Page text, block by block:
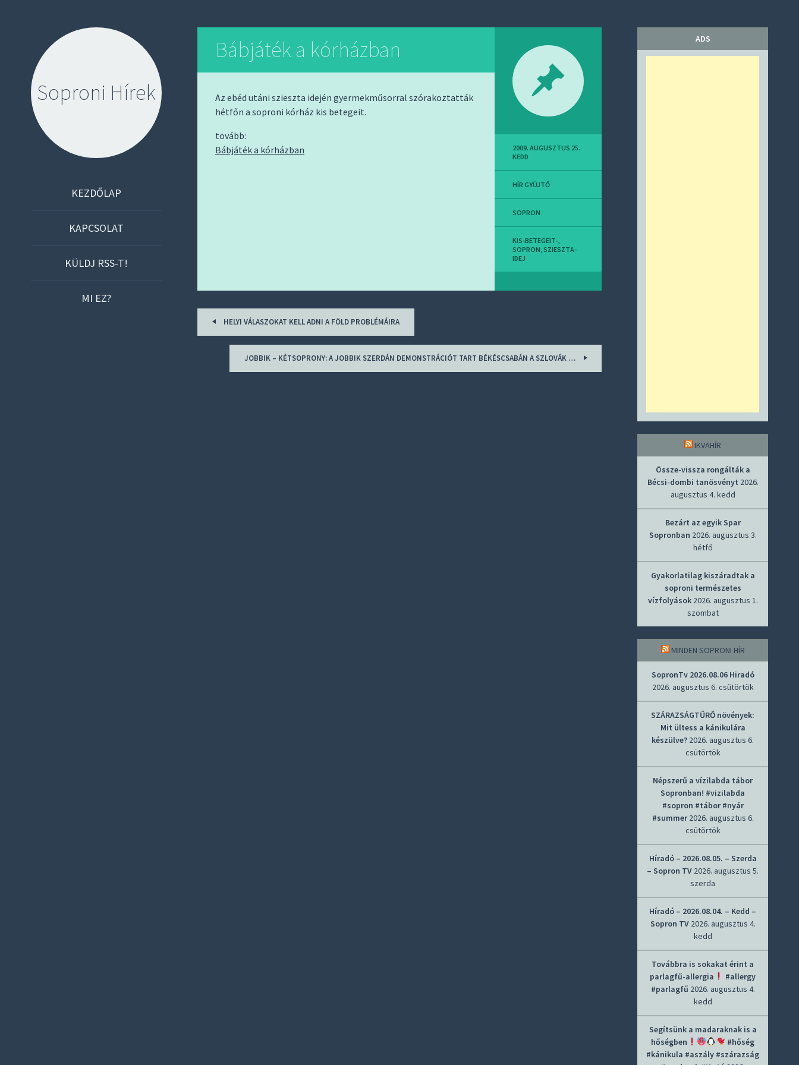
Soproni Hírek
KEZDŐLAP
KAPCSOLAT
KÜLDJ RSS-T!
MI EZ?
Bábjáték a kórházban
Az ebéd utáni szieszta idején gyermekműsorral szórakoztatták
hétfőn a soproni kórház kis betegeit.
tovább:
Bábjáték a kórházban
2009. AUGUSZTUS 25.
KEDD
HÍR GYÜJTŐ
SOPRON
KIS-BETEGEIT-,
SOPRON,SZIESZTA-
IDEJ
Post
navigation
HELYI VÁLASZOKAT KELL ADNI A FÖLD PROBLÉMÁIRA
JOBBIK – KÉTSOPRONY: A JOBBIK SZERDÁN DEMONSTRÁCIÓT TART BÉKÉSCSABÁN A SZLOVÁK …
ADS
IKVAHÍR
Össze-vissza rongálták a
Bécsi-dombi tanösvényt 2026.
augusztus 4. kedd
Bezárt az egyik Spar
Sopronban 2026. augusztus 3.
hétfő
Gyakorlatilag kiszáradtak a
soproni természetes
vízfolyások 2026. augusztus 1.
szombat
MINDEN SOPRONI HÍR
SopronTv 2026.08.06 Hiradó
2026. augusztus 6. csütörtök
SZÁRAZSÁGTŰRŐ növények:
Mit ültess a kánikulára
készülve? 2026. augusztus 6.
csütörtök
Népszerű a vízilabda tábor
Sopronban! #vizilabda
#sopron #tábor #nyár
#summer 2026. augusztus 6.
csütörtök
Híradó – 2026.08.05. – Szerda
– Sopron TV 2026. augusztus 5.
szerda
Híradó – 2026.08.04. – Kedd –
Sopron TV 2026. augusztus 4.
kedd
Továbbra is sokakat érint a
parlagfű-allergia
#allergy
#parlagfű 2026. augusztus 4.
kedd
Segítsünk a madaraknak is a
hőségben
#hőség
#kánikula #aszály #szárazság